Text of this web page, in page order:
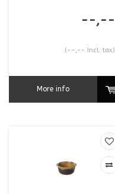
--,--
(--,-- Incl. tax)
More info